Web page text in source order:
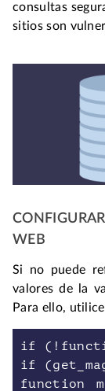
consultas
sitios son
WEB
Si no puede
valores de la
Para ello,
if
if
function